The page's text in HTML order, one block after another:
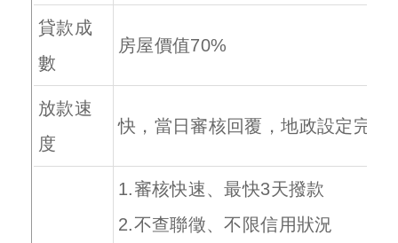
貸款成
數
房屋價值70%
放款速
度
快，當日審核回覆，地政設定完成
1.審核快速、最快3天撥款
2.不查聯徵、不限信用狀況